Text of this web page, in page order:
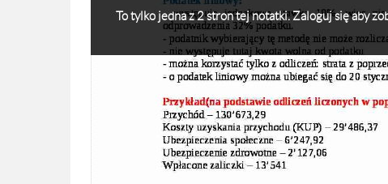
To tylko jedna z 2 stron tej notatki. Zaloguj się aby